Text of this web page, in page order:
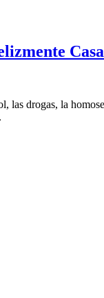
drogas, la